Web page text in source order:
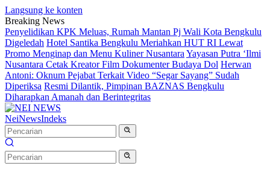
Langsung ke konten
Breaking News
Penyelidikan KPK Meluas, Rumah Mantan Pj Wali Kota Bengkulu
Digeledah Hotel Santika Bengkulu Meriahkan HUT RI Lewat
Promo Menginap dan Menu Kuliner Nusantara Yayasan Putra ‘Ilmi
Nusantara Cetak Kreator Film Dokumenter Budaya Dol Herwan
Antoni: Oknum Pejabat Terkait Video “Segar Sayang” Sudah
Diperiksa Resmi Dilantik, Pimpinan BAZNAS Bengkulu
Diharapkan Amanah dan Berintegritas
NeiNewsIndeks